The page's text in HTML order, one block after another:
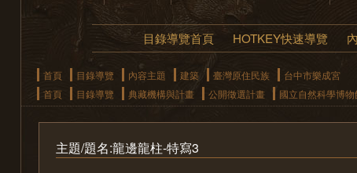
目錄導覽首頁 HOTKEY快速導覽
首頁 目錄導覽 內容主題 建築 臺灣原住民族
台中市樂成宮
首頁
目錄導覽 典藏機構與計畫 公開徵選計畫 國立自然科學博物
主題/題名:龍邊龍柱-特寫3